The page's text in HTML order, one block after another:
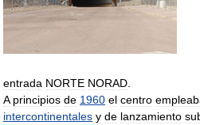
entrada NORTE NORAD
A principios de 1960 el centro
intercontinentales y de lanzamiento